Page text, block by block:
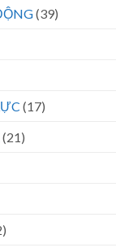
(39)
(17)
(21)